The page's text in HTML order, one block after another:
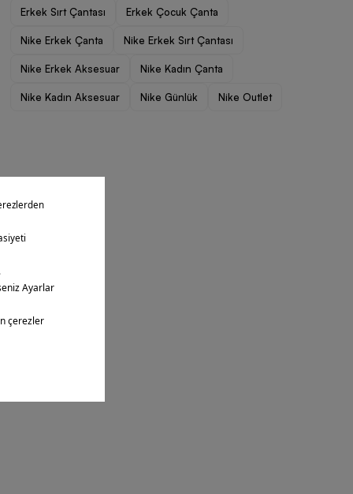
Erkek Sırt Çantası Erkek Çocuk Çanta
Nike Erkek Çanta Nike Erkek Sırt Çantası
Nike Erkek Aksesuar Nike Kadın Çanta
Nike Kadın Aksesuar Nike Günlük Nike Outlet